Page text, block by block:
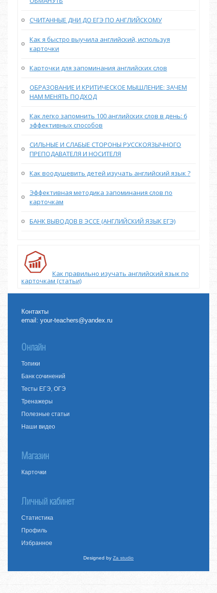
СЧИТАННЫЕ ДНИ ДО ЕГЭ ПО АНГЛИЙСКОМУ
Как я быстро выучила английский, используя
карточки
Карточки для запоминания английских слов
ОБРАЗОВАНИЕ И КРИТИЧЕСКОЕ МЫШЛЕНИЕ: ЗАЧЕМ
НАМ МЕНЯТЬ ПОДХОД
Как легко запомнить 100 английских слов в день: 6
эффективных способов
СИЛЬНЫЕ И СЛАБЫЕ СТОРОНЫ РУССКОЯЗЫЧНОГО
ПРЕПОДАВАТЕЛЯ И НОСИТЕЛЯ
Как воодушевить детей изучать английский язык ?
Эффективная методика запоминания слов по
карточкам
БАНК ВЫВОДОВ В ЭССЕ (АНГЛИЙСКИЙ ЯЗЫК ЕГЭ)
Как правильно изучать английский язык по
карточкам (статьи)
Контакты
email:your-teachers@yandex.ru
Онлайн
Топики
Банк сочинений
Тесты ЕГЭ, ОГЭ
Тренажеры
Полезные статьи
Наши видео
Магазин
Карточки
Личный кабинет
Статистика
Профиль
Избранное
Designed by Za studio